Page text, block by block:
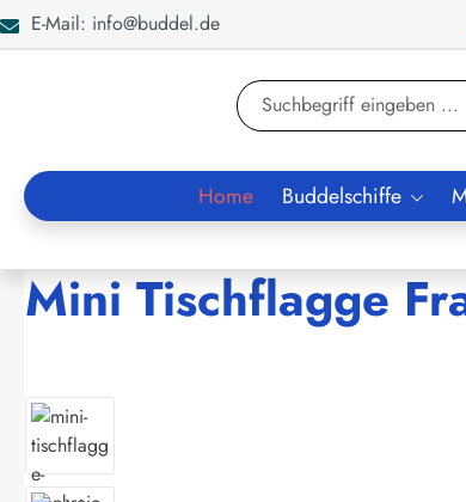
Zur Suche springen
E-Mail: info@buddel.de
Home Buddelschiffe
Mini Tischflagge
Bildergalerie überspringen